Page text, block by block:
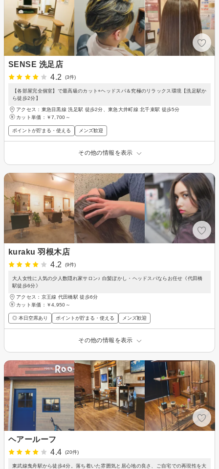
SENSE 洗足店
4.2
(3件)
【各部屋完全個室】で最高級のカット+ヘッドスパ＆究極のリラックス環境【洗足駅か
ら徒歩2分】
アクセス：東急目黒線 洗足駅 徒歩2分、東急大井町線 北千束駅 徒歩5分
カット単価： ￥7,700～
ポイントが貯まる・使える メンズ歓迎
その他の情報を表示
kuraku 羽根木店
4.2
(9件)
大人女性に人気の少人数隠れ家サロン♪ 白髪ぼかし・ヘッドスパならお任せ《代田橋
駅徒歩6分》
アクセス：京王線 代田橋駅 徒歩6分
カット単価： ￥4,950～
◎ 本日空席あり ポイントが貯まる・使える メンズ歓迎
その他の情報を表示
ヘアールーフ
4.4
(20件)
東武線曳舟駅から徒歩4分。落ち着いた雰囲気と居心地の良さ、ご自宅での再現性を大